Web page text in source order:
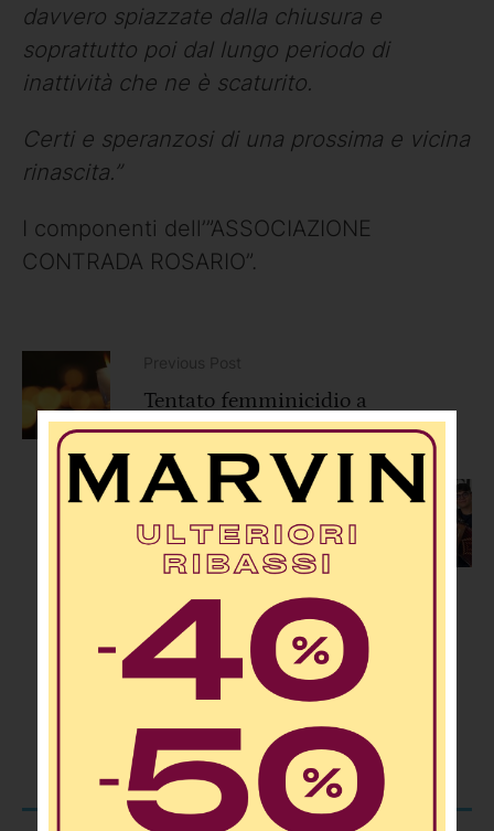
davvero spiazzate dalla chiusura e
soprattutto poi dal lungo periodo di
inattività che ne è scaturito.
Certi e speranzosi di una prossima e vicina
rinascita.”
I componenti dell’”ASSOCIAZIONE
CONTRADA ROSARIO”.
Tentato femminicidio a
Terranova: in carcere il 30enne.
Stasera la fiaccolata contro la
violenza sulle donne
Next Post
Primo Premio Assoluto al
Concorso “Giovani Musicisti”:
cosentino
Condividi il post